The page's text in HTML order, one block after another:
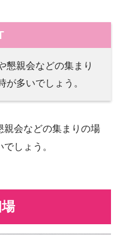
懇親会などの集まり
が多いでしょう。
親会などの集まりの場
しょう。